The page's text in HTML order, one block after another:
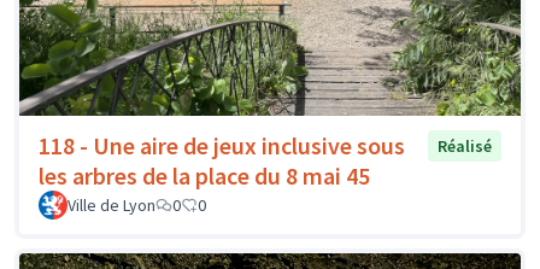
118 - Une aire de jeux inclusive sous
les arbres de la place du 8 mai 45
Réalisé
Ville de Lyon 0 0